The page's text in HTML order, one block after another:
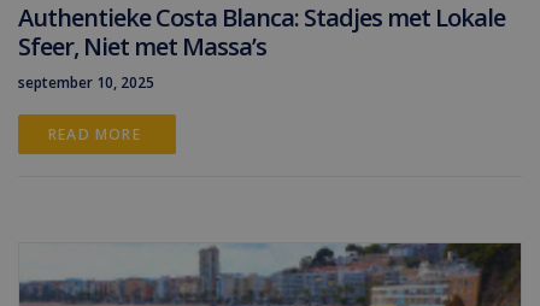
Authentieke Costa Blanca: Stadjes met Lokale
Sfeer, Niet met Massa’s
september 10, 2025
READ MORE